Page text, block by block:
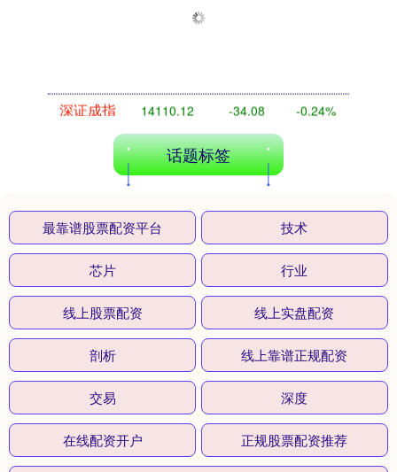
深证成指 14110.12 -34.08
沪深300 -6.85 -0.15%
话题标签
最靠谱股票配资平台 技术
芯片 行业
线上股票配资 线上实盘配资
剖析 线上靠谱正规配资
交易 深度
在线配资开户 正规股票配资推荐